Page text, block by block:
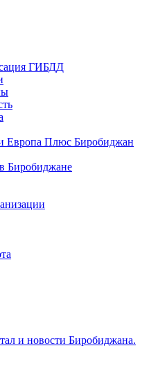
ГИБДД
Европа Плюс Биробиджан
Биробиджане